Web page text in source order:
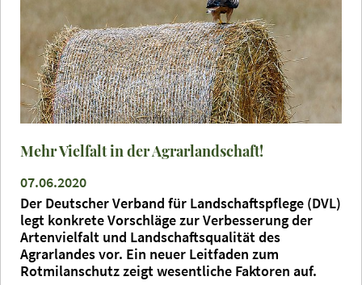
Mehr Vielfalt in der Agrarlandschaft!
07.06.2020
Der Deutscher Verband für Landschaftspflege (DVL)
legt konkrete Vorschläge zur Verbesserung der
Artenvielfalt und Landschaftsqualität des
Agrarlandes vor. Ein neuer Leitfaden zum
Rotmilanschutz zeigt wesentliche Faktoren auf.